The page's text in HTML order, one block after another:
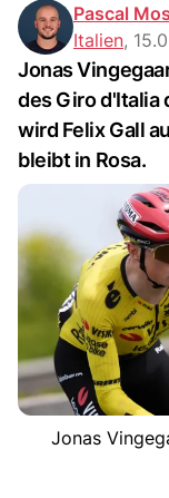
Pascal
Italien,
Jonas
des Giro d'Italia
wird Felix Gall
bleibt in Rosa.
Jonas